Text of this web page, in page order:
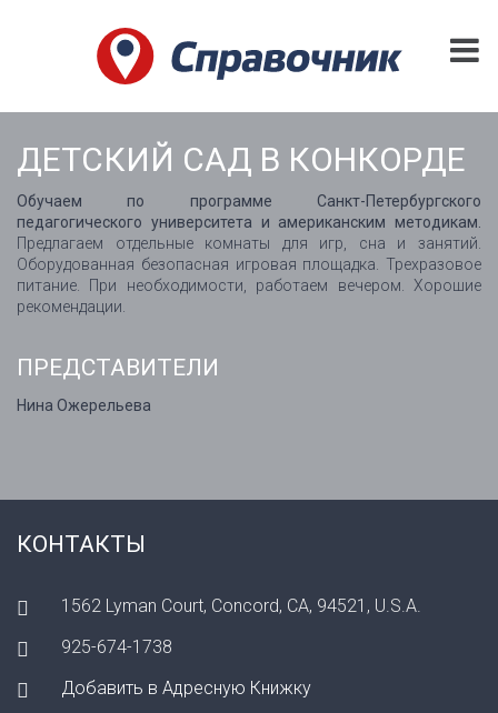
ДЕТСКИЙ САД В КОНКОРДЕ
Обучаем по программе Санкт-Петербургского
педагогического университета и американским методикам.
Предлагаем отдельные комнаты для игр, сна и занятий.
Оборудованная безопасная игровая площадка. Трехразовое
питание. При необходимости, работаем вечером. Хорошие
рекомендации.
ПРЕДСТАВИТЕЛИ
Нина Ожерельева
КОНТАКТЫ
1562 Lyman Court, Concord, CA, 94521, U.S.A.
925-674-1738
Добавить в Адресную Книжку